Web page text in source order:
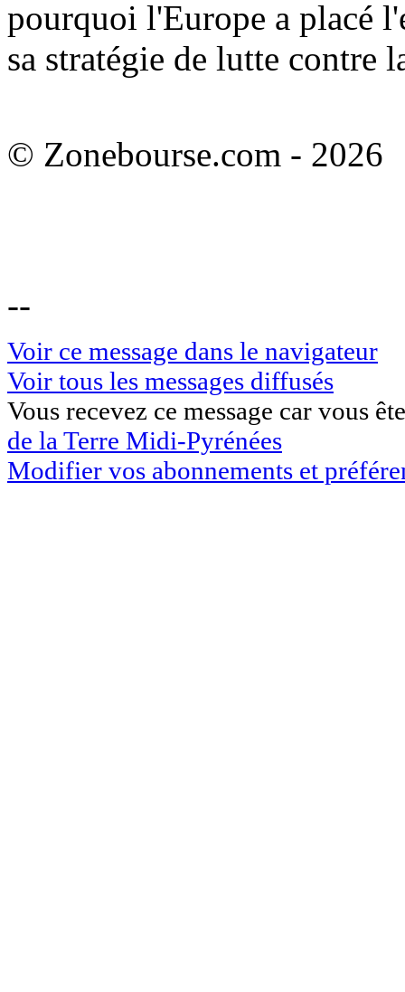
pourquoi l'Europe a placé
sa stratégie de lutte contre
© Zonebourse.com - 2026
--
Voir ce message dans le navigateur
Voir tous les messages diffusés
Vous recevez ce message car vous
de la Terre Midi-Pyrénées
Modifier vos abonnements et